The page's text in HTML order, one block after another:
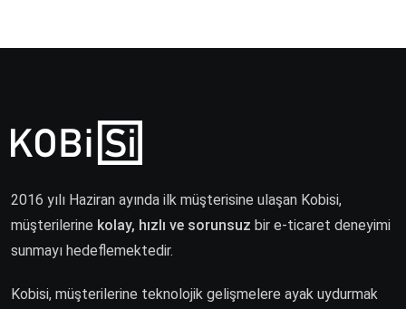
2016 yılı Haziran ayında ilk müşterisine ulaşan Kobisi,
müşterilerine kolay, hızlı ve sorunsuz bir e-ticaret deneyimi
sunmayı hedeflemektedir.
Kobisi, müşterilerine teknolojik gelişmelere ayak uydurmak